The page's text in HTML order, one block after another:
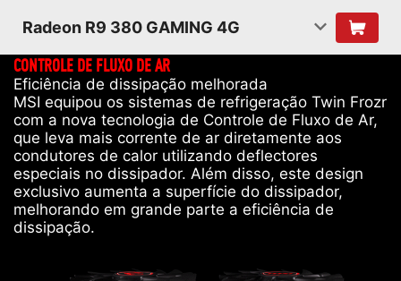
Radeon R9 380 GAMING 4G
CONTROLE DE FLUXO DE AR
Eficiência de dissipação melhorada
MSI equipou os sistemas de refrigeração Twin Frozr
com a nova tecnologia de Controle de Fluxo de Ar,
que leva mais corrente de ar diretamente aos
condutores de calor utilizando deflectores
especiais no dissipador. Além disso, este design
exclusivo aumenta a superfície do dissipador,
melhorando em grande parte a eficiência de
dissipação.